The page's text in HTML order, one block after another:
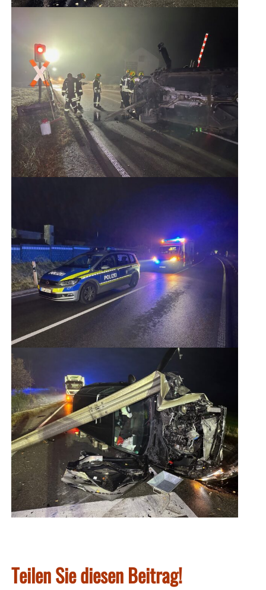
Teilen Sie diesen Beitrag!